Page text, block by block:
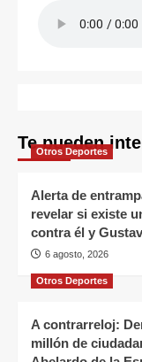
Te pueden
Otros Deportes
Alerta de
revelar si existe
contra él y
6 agosto, 2026
Otros Deportes
A contrarreloj:
millón de